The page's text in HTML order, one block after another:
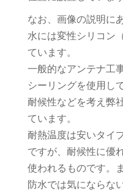
なお、画像の説明に
水には変性シリコン
ています。
一般的なアンテナ工
シーリングを使用し
耐候性などを考え弊
ています。
耐熱温度は安いタイ
ですが、耐候性に優
使われるものです。
防水では気にならな